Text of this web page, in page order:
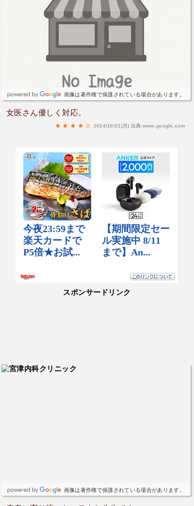
画像は著作権で保護されている場合があります。
女医さん優しく対応。
2024/10/21(月) 出典:www.google.com
スポンサードリンク
画像は著作権で保護されている場合があります。